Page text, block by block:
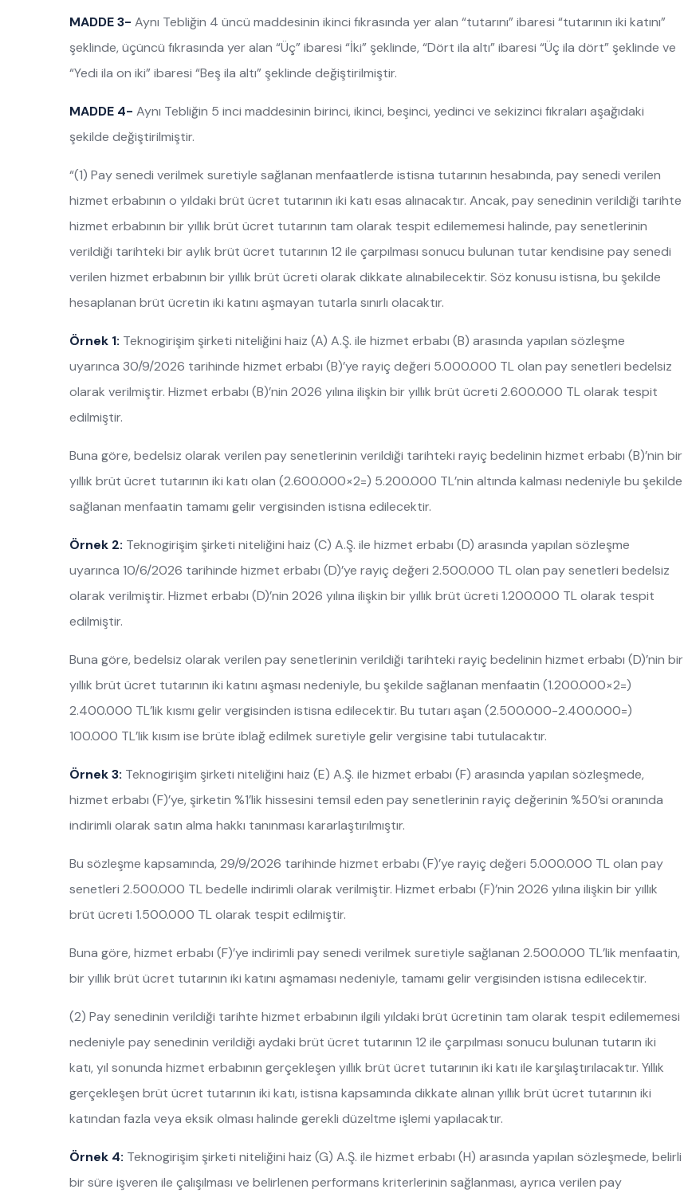
MADDE 3- Aynı Tebliğin 4 üncü maddesinin ikinci fıkrasında yer alan “tutarını” ibaresi “tutarının iki katını”
şeklinde, üçüncü fıkrasında yer alan “Üç” ibaresi “İki” şeklinde, “Dört ila altı” ibaresi “Üç ila dört” şeklinde ve
“Yedi ila on iki” ibaresi “Beş ila altı” şeklinde değiştirilmiştir.
MADDE 4- Aynı Tebliğin 5 inci maddesinin birinci, ikinci, beşinci, yedinci ve sekizinci fıkraları aşağıdaki
şekilde değiştirilmiştir.
“(1) Pay senedi verilmek suretiyle sağlanan menfaatlerde istisna tutarının hesabında, pay senedi verilen
hizmet erbabının o yıldaki brüt ücret tutarının iki katı esas alınacaktır. Ancak, pay senedinin verildiği tarihte
hizmet erbabının bir yıllık brüt ücret tutarının tam olarak tespit edilememesi halinde, pay senetlerinin
verildiği tarihteki bir aylık brüt ücret tutarının 12 ile çarpılması sonucu bulunan tutar kendisine pay senedi
verilen hizmet erbabının bir yıllık brüt ücreti olarak dikkate alınabilecektir. Söz konusu istisna, bu şekilde
hesaplanan brüt ücretin iki katını aşmayan tutarla sınırlı olacaktır.
Örnek 1: Teknogirişim şirketi niteliğini haiz (A) A.Ş. ile hizmet erbabı (B) arasında yapılan sözleşme
uyarınca 30/9/2026 tarihinde hizmet erbabı (B)’ye rayiç değeri 5.000.000 TL olan pay senetleri bedelsiz
olarak verilmiştir. Hizmet erbabı (B)’nin 2026 yılına ilişkin bir yıllık brüt ücreti 2.600.000 TL olarak tespit
edilmiştir.
Buna göre, bedelsiz olarak verilen pay senetlerinin verildiği tarihteki rayiç bedelinin hizmet erbabı (B)’nin bir
yıllık brüt ücret tutarının iki katı olan (2.600.000×2=) 5.200.000 TL’nin altında kalması nedeniyle bu şekilde
sağlanan menfaatin tamamı gelir vergisinden istisna edilecektir.
Örnek 2: Teknogirişim şirketi niteliğini haiz (C) A.Ş. ile hizmet erbabı (D) arasında yapılan sözleşme
uyarınca 10/6/2026 tarihinde hizmet erbabı (D)’ye rayiç değeri 2.500.000 TL olan pay senetleri bedelsiz
olarak verilmiştir. Hizmet erbabı (D)’nin 2026 yılına ilişkin bir yıllık brüt ücreti 1.200.000 TL olarak tespit
edilmiştir.
Buna göre, bedelsiz olarak verilen pay senetlerinin verildiği tarihteki rayiç bedelinin hizmet erbabı (D)’nin bir
yıllık brüt ücret tutarının iki katını aşması nedeniyle, bu şekilde sağlanan menfaatin (1.200.000×2=)
2.400.000 TL’lik kısmı gelir vergisinden istisna edilecektir. Bu tutarı aşan (2.500.000-2.400.000=)
100.000 TL’lik kısım ise brüte iblağ edilmek suretiyle gelir vergisine tabi tutulacaktır.
Örnek 3: Teknogirişim şirketi niteliğini haiz (E) A.Ş. ile hizmet erbabı (F) arasında yapılan sözleşmede,
hizmet erbabı (F)’ye, şirketin %1’lik hissesini temsil eden pay senetlerinin rayiç değerinin %50’si oranında
indirimli olarak satın alma hakkı tanınması kararlaştırılmıştır.
Bu sözleşme kapsamında, 29/9/2026 tarihinde hizmet erbabı (F)’ye rayiç değeri 5.000.000 TL olan pay
senetleri 2.500.000 TL bedelle indirimli olarak verilmiştir. Hizmet erbabı (F)’nin 2026 yılına ilişkin bir yıllık
brüt ücreti 1.500.000 TL olarak tespit edilmiştir.
Buna göre, hizmet erbabı (F)’ye indirimli pay senedi verilmek suretiyle sağlanan 2.500.000 TL’lik menfaatin,
bir yıllık brüt ücret tutarının iki katını aşmaması nedeniyle, tamamı gelir vergisinden istisna edilecektir.
(2) Pay senedinin verildiği tarihte hizmet erbabının ilgili yıldaki brüt ücretinin tam olarak tespit edilememesi
nedeniyle pay senedinin verildiği aydaki brüt ücret tutarının 12 ile çarpılması sonucu bulunan tutarın iki
katı, yıl sonunda hizmet erbabının gerçekleşen yıllık brüt ücret tutarının iki katı ile karşılaştırılacaktır. Yıllık
gerçekleşen brüt ücret tutarının iki katı, istisna kapsamında dikkate alınan yıllık brüt ücret tutarının iki
katından fazla veya eksik olması halinde gerekli düzeltme işlemi yapılacaktır.
Örnek 4: Teknogirişim şirketi niteliğini haiz (G) A.Ş. ile hizmet erbabı (H) arasında yapılan sözleşmede, belirli
bir süre işveren ile çalışılması ve belirlenen performans kriterlerinin sağlanması, ayrıca verilen pay